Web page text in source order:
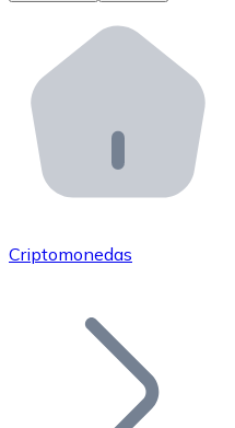
Bitnovo ATM
Integra un ATM
Bitnovo API
Integra nuestra API en
Únete a nuestra red de
Añade tu proyecto a
Criptomonedas